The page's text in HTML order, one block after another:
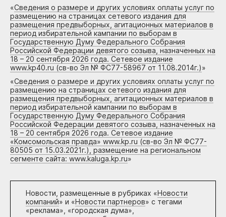
«Сведения о размере и других условиях оплаты услуг по
размещению на страницах сетевого издания для
размещения предвыборных, агитационных материалов в
период избирательной кампании по выборам в
Государственную Думу Федерального Собрания
Российской Федерации девятого созыва, назначенных на
18 – 20 сентября 2026 года. Сетевое издание
www.kp40.ru (св-во Эл № ФС77-58967 от 11.08.2014г.)»
«Сведения о размере и других условиях оплаты услуг по
размещению на страницах сетевого издания для
размещения предвыборных, агитационных материалов в
период избирательной кампании по выборам в
Государственную Думу Федерального Собрания
Российской Федерации девятого созыва, назначенных на
18 – 20 сентября 2026 года. Сетевое издание
«Комсомольская правда» www.kp.ru (св-во Эл № ФС77-
80505 от 15.03.2021г.), размещение на региональном
сегменте сайта: www.kaluga.kp.ru»
Новости, размещенные в рубриках «Новости
компаний» и «Новости партнеров» с тегами
«реклама», «городская дума»,